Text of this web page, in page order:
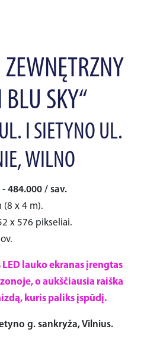
SKY“
I SIETYNO UL.
WILNO
484.000 / sav.
(8 x 4 m).
x 576 pikseliai.
lauko ekranas įrengtas
o aukščiausia raiška
kuris paliks įspūdį.
g. sankryža, Vilnius.